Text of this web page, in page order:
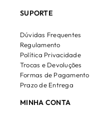
SUPORTE
Dúvidas Frequentes
Regulamento
Política Privacidade
Trocas e Devoluções
Formas de Pagamento
Prazo de Entrega
MINHA CONTA